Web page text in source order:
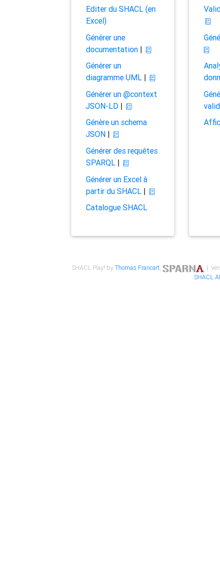
Editer du SHACL (en
Excel)
Générer une
documentation|
Générer un
diagramme UML|
Générer un @context
JSON-LD|
Génère un schema
JSON|
Générer des requêtes
SPARQL|
Générer un Excel à
partir du SHACL|
Catalogue SHACL
SHACL Play! byThomas Francart,
|
SHACL